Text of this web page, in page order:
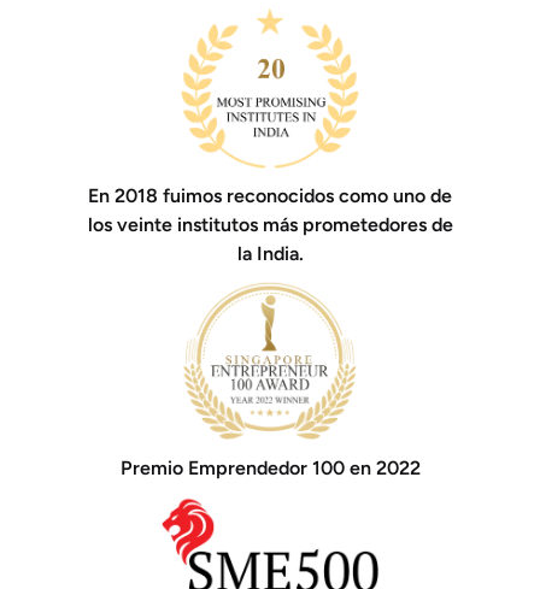
En 2018 fuimos reconocidos como uno de
los veinte institutos más prometedores de
la India.
Premio Emprendedor 100 en 2022